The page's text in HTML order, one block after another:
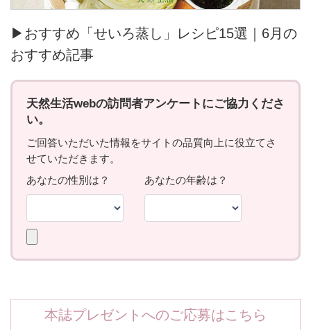
▶おすすめ「せいろ蒸し」レシピ15選｜6月の
おすすめ記事
本誌プレゼントへのご応募はこちら